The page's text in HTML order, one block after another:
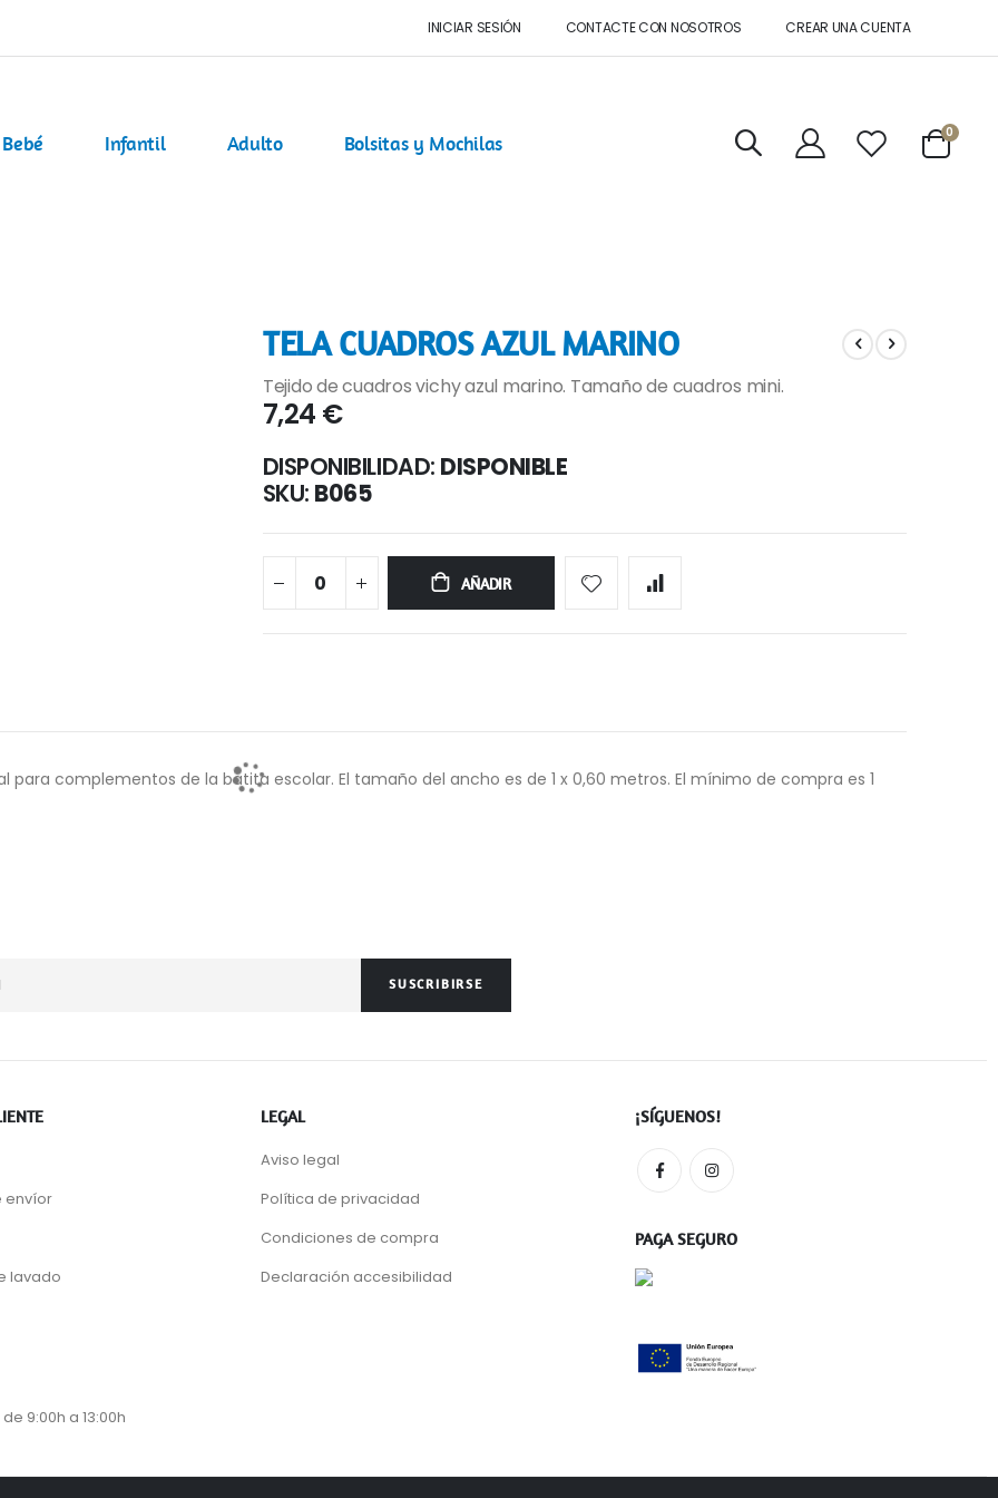
INICIAR SESIÓN CONTACTE CON NOSOTROS CREAR UNA CUENTA
Bebé Infantil Adulto Bolsitas y Mochilas
Cart
0
TELA CUADROS AZUL MARINO
Tejido de cuadros vichy azul marino. Tamaño de cuadros mini.
7,24 €
DISPONIBILIDAD: DISPONIBLE
SKU B065
AÑADIR
complementos de la batita escolar. El tamaño del ancho es de 1 x 0,60 metros. El mínimo de compra es 1
SUSCRIBIRSE
envíor
lavado
9:00h a 13:00h
LEGAL
Aviso legal
Política de privacidad
Condiciones de compra
Declaración accesibilidad
¡SÍGUENOS!
PAGA SEGURO